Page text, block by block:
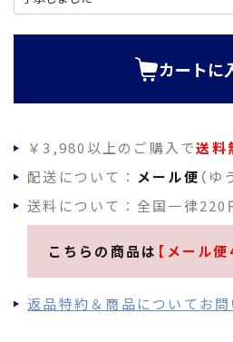
カートに
￥3,980以上のご購入で送料
配送について： メール便 （
送料について：全国一律220
こちらの商品は 【メール
返品特約＆商品についてお